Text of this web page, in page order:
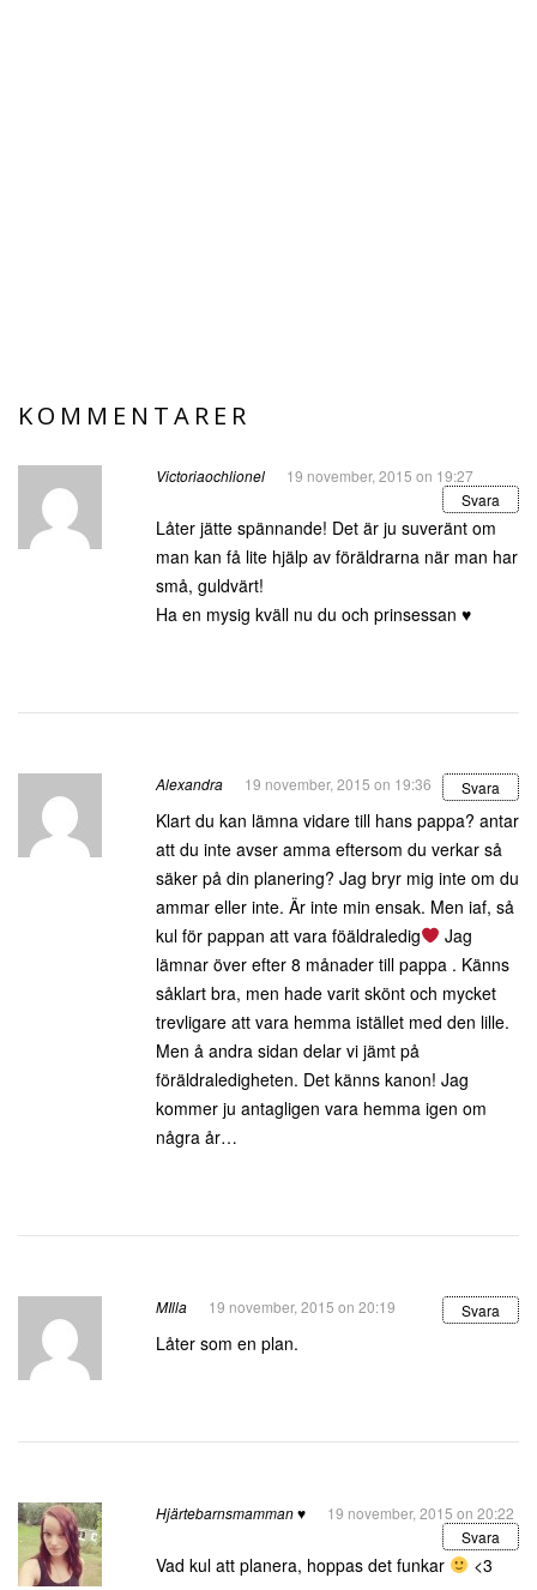
KOMMENTARER
Victoriaochlionel
19 november, 2015 on 19:27
Svara
Låter jätte spännande! Det är ju suveränt om
man kan få lite hjälp av föräldrarna när man har
små, guldvärt!
Ha en mysig kväll nu du och prinsessan ♥
Alexandra 19 november, 2015 on 19:36 Svara
Klart du kan lämna vidare till hans pappa? antar
att du inte avser amma eftersom du verkar så
säker på din planering? Jag bryr mig inte om du
ammar eller inte. Är inte min ensak. Men iaf, så
kul för pappan att vara föäldraledig
Jag
lämnar över efter 8 månader till pappa . Känns
såklart bra, men hade varit skönt och mycket
trevligare att vara hemma istället med den lille.
Men å andra sidan delar vi jämt på
föräldraledigheten. Det känns kanon! Jag
kommer ju antagligen vara hemma igen om
några år…
MIlla 19 november, 2015 on 20:19 Svara
Låter som en plan.
Hjärtebarnsmamman ♥
19 november, 2015 on 20:22
Svara
Vad kul att planera, hoppas det funkar <3